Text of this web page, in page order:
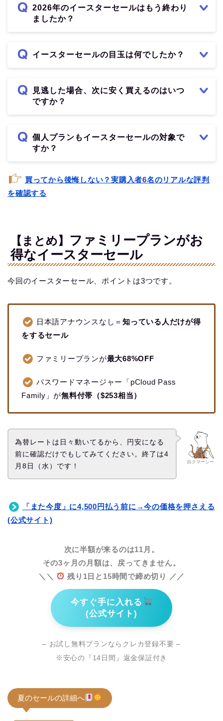
2026年のイースターセールはもう終わり
ましたか？
イースターセールの目玉は何でしたか？
見逃した場合、次に安く買えるのはいつ
ですか？
個人プランもイースターセールの対象で
すか？
買ってから後悔しない？実購入者6名のリアルな評判
を確認する
【まとめ】 ファミリープランがお
得なイースターセール
今回のイースターセール、ポイントは3つです。
日本語アナウンスなし＝ 知っている人だけが得
をするセール
ファミリープランが最大68%OFF
パスワードマネージャー「pCloud Pass
Family」が無料付帯（$253相当）
白クマーシー
為替レートは日々動いてるから、円安になる
前に確認だけでもしてみてください。終了は4
月8日（水）です！
「また今度」に4,500円払う前に→今の価格を押さえる
(公式サイト)
次に半額が来るのは11月。
その3ヶ月の月額は、戻ってきません。
＼＼
残り1日と15時間で締め切り ／／
今すぐ手に入れる
(公式サイト)
– お試し無料プランならクレカ登録不要 –
※安心の『14日間』返金保証付き
夏のセールの詳細へ